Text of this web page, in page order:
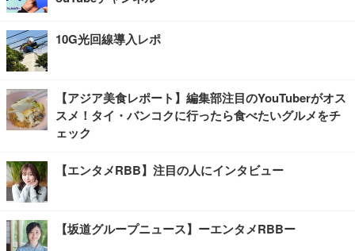
10G光回線導入レポ
【アジア美食レポート】編集部注目のYouTuberがオス
スメ！タイ・バンコクに行ったら食べたいグルメをチ
ェック
【エンタメRBB】注目の人にインタビュー
【坂道グループニュース】ーエンタメRBBー